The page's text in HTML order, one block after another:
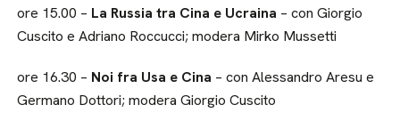
ore 15.00 – La Russia tra Cina e Ucraina – con Giorgio
Cuscito e Adriano Roccucci; modera Mirko Mussetti
ore 16.30 – Noi fra Usa e Cina – con Alessandro Aresu e
Germano Dottori; modera Giorgio Cuscito